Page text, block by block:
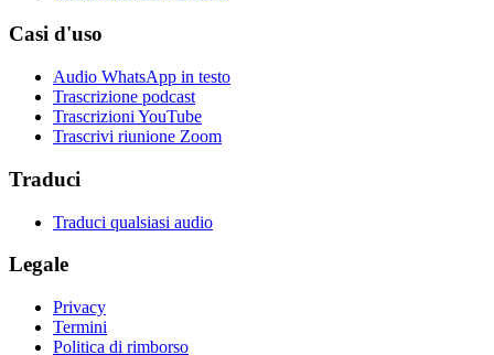
Casi d'uso
Audio WhatsApp in testo
Trascrizione podcast
Trascrizioni YouTube
Trascrivi riunione Zoom
Traduci
Traduci qualsiasi audio
Legale
Privacy
Termini
Politica di rimborso